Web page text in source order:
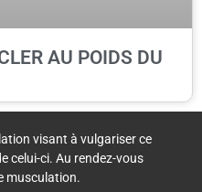
AU POIDS DU
visant à vulgariser ce
celui-ci. Au rendez-vous
musculation.